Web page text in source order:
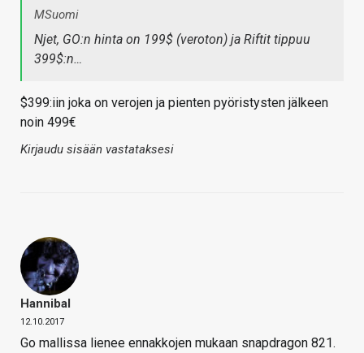
MSuomi
Njet, GO:n hinta on 199$ (veroton) ja Riftit tippuu
399$:n…
$399:iin joka on verojen ja pienten pyöristysten jälkeen
noin 499€
Kirjaudu sisään vastataksesi
Hannibal
12.10.2017
Go mallissa lienee ennakkojen mukaan snapdragon 821.